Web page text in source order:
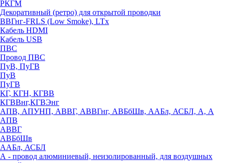
РКГМ
Декоративный (ретро) для открытой проводки
ВВГнг-FRLS (Low Smoke), LTx
Кабель HDMI
Кабель USB
ПВС
Провод ПВС
ПуВ, ПуГВ
ПуВ
ПуГВ
КГ, КГН, КГВВ
КГВВнг,КГВЭнг
АПВ, АПУНП, АВВГ, АВВГнг, АВБбШв, ААБл, АСБЛ, А, А
АПВ
АВВГ
АВБбШв
ААБл, АСБЛ
А - провод алюминиевый, неизолированный, для воздушных